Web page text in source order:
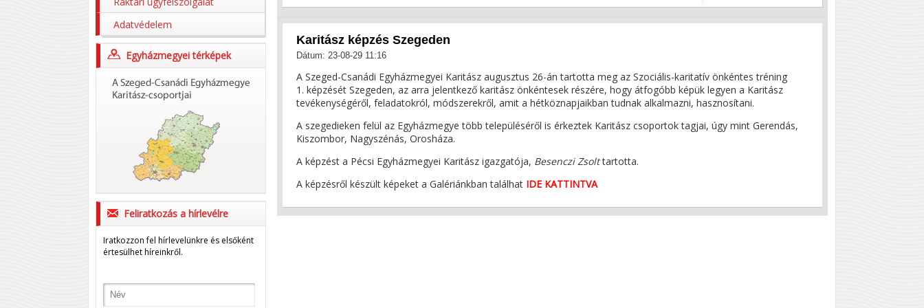
Adatvédelem
Egyházmegyei térképek
Feliratkozás a hírlevélre
Iratkozzon fel hírlevelünkre és elsőként
értesülhet híreinkről.
Karitász képzés Szegeden
Dátum: 23-08-29 11:16
A Szeged-Csanádi Egyházmegyei Karitász augusztus 26-án tartotta meg az Szociális-karitatív önkéntes tréning
1. képzését Szegeden, az arra jelentkező karitász önkéntesek részére, hogy átfogóbb képük legyen a Karitász
tevékenységéről, feladatokról, módszerekről, amit a hétköznapjaikban tudnak alkalmazni, hasznosítani.
A szegedieken felül az Egyházmegye több településéről is érkeztek Karitász csoportok tagjai, úgy mint Gerendás,
Kiszombor, Nagyszénás, Orosháza.
A képzést a Pécsi Egyházmegyei Karitász igazgatója, Besenczi Zsolttartotta.
A képzésről készült képeket a Galériánkban találhat IDE KATTINTVA